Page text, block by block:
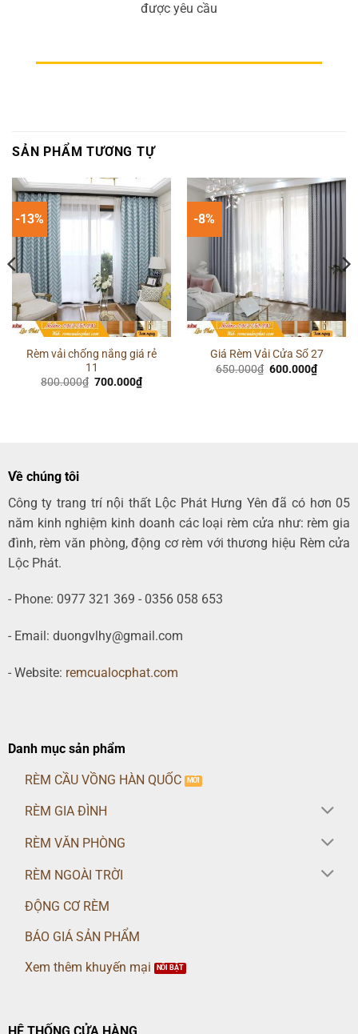
được yêu cầu
SẢN PHẨM TƯƠNG TỰ
-13%
Rèm vải chống nắng giá rẻ
11
800.000₫ Giá
700.000₫Giá
hiện
-8%
Giá Rèm Vải Cửa Sổ 27
650.000₫ Giá
600.000₫Giá
hiện
Về chúng tôi
Công ty trang trí nội thất Lộc Phát Hưng Yên đã có hơn 05
năm kinh nghiệm kinh doanh các loại rèm cửa như: rèm gia
đình, rèm văn phòng, động cơ rèm với thương hiệu Rèm cửa
Lộc Phát.
- Phone: 0977 321 369 - 0356 058 653
- Email: duongvlhy@gmail.com
- Website: remcualocphat.com
Danh mục sản phẩm
RÈM CẦU VỒNG HÀN QUỐC
RÈM GIA ĐÌNH
RÈM VĂN PHÒNG
RÈM NGOÀI TRỜI
ĐỘNG CƠ RÈM
BÁO GIÁ SẢN PHẨM
Xem thêm khuyến mại